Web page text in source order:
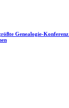
Genealogie-